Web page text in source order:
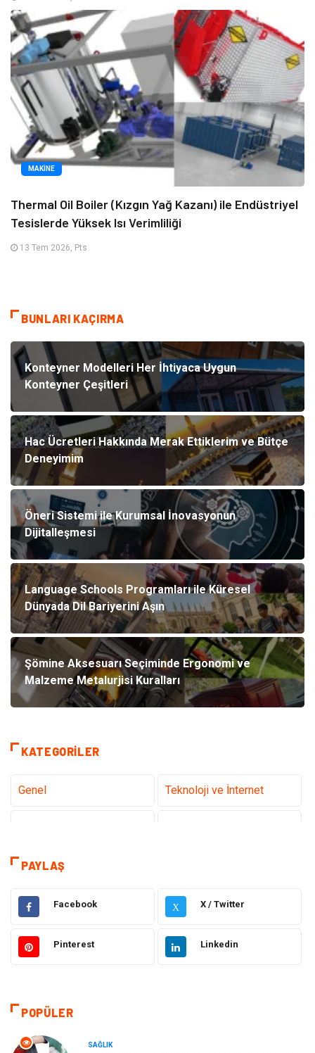
MAKINE
Thermal Oil Boiler (Kızgın Yağ Kazanı) ile Endüstriyel
Tesislerde Yüksek Isı Verimliliği
13 Tem 2026, Pts
BUNLARI KAÇIRMA
Konteyner Modelleri Her İhtiyaca Uygun
Konteyner Çeşitleri
Hac Ücretleri Hakkında Merak Ettiklerim ve Bütçe
Deneyimim
Öneri Sistemi ile Kurumsal İnovasyonun
Dijitalleşmesi
Language Schools Programları ile Küresel
Dünyada Dil Bariyerini Aşın
Şömine Aksesuarı Seçiminde Ergonomi ve
Malzeme Metalurjisi Kuralları
KATEGORILER
Genel Teknoloji ve İnternet
Dekorasyon
Hukuk Elektrik & Elektronik
Giyim Makine
Otomotiv
Keyif ve Hobi
PAYLAŞ
Facebook X X / Twitter
Pinterest Linkedin
POPÜLER
SAĞLIK